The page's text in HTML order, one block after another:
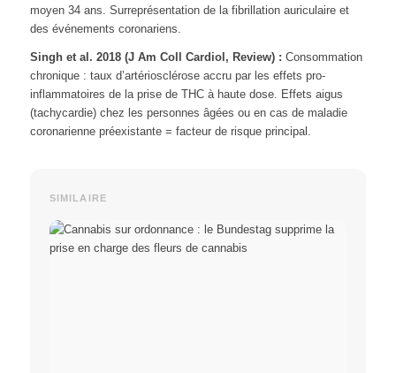
moyen 34 ans. Surreprésentation de la fibrillation auriculaire et
des événements coronariens.
Singh et al. 2018 (J Am Coll Cardiol, Review) : Consommation
chronique : taux d’artériosclérose accru par les effets pro-
inflammatoires de la prise de THC à haute dose. Effets aigus
(tachycardie) chez les personnes âgées ou en cas de maladie
coronarienne préexistante = facteur de risque principal.
SIMILAIRE